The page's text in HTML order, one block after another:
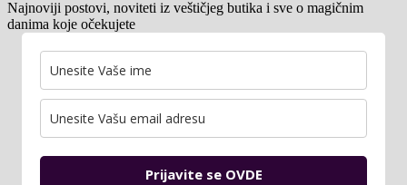
Najnoviji postovi, noviteti iz veštičjeg butika i sve o magičnim
danima koje očekujete
Prijavite se OVDE